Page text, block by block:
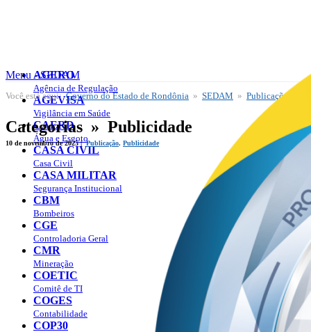
AGERO
Agência de Regulação
AGEVISA
Vigilância em Saúde
CAERD
Água e Esgoto
CASA CIVIL
Casa Civil
CASA MILITAR
Segurança Institucional
CBM
Bombeiros
CGE
Controladoria Geral
CMR
Mineração
COETIC
Comitê de TI
COGES
Contabilidade
COP30
Menu - SEDAM
SEDAM
Publicações
Você está aqui:Governo do Estado de Rondônia » SEDAM » Publicações »
Categorias » Publicidade
10 de novembro de 2025 |Publicação, Publicidade